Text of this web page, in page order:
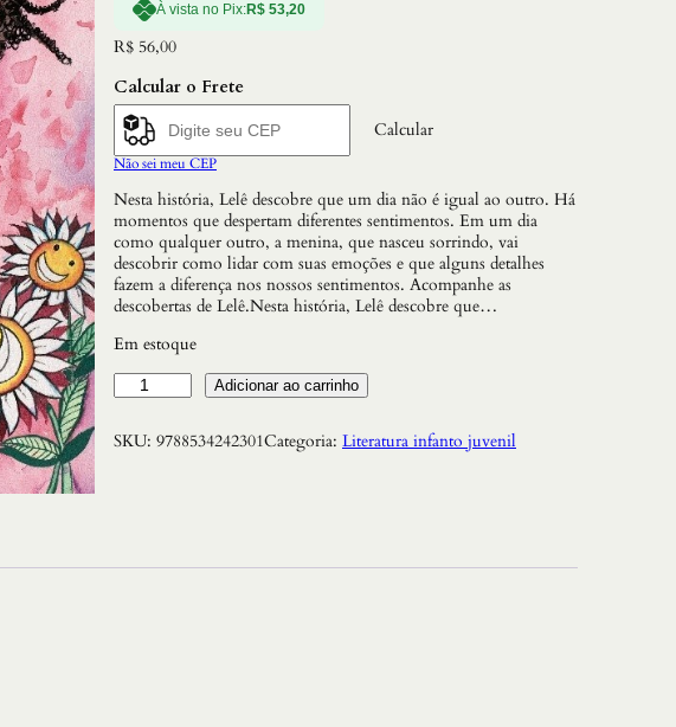
À vista no Pix:R$ 53,20
R$ 56,00
Calcular o Frete
Calcular
Não sei meu CEP
Nesta história, Lelê descobre que um dia não é igual ao outro. Há
momentos que despertam diferentes sentimentos. Em um dia
como qualquer outro, a menina, que nasceu sorrindo, vai
descobrir como lidar com suas emoções e que alguns detalhes
fazem a diferença nos nossos sentimentos. Acompanhe as
descobertas de Lelê.Nesta história, Lelê descobre que…
Em estoque
S
o
r
L
Adicionar ao carrinho
SKU: 9788534242301Categoria: Literatura infanto juvenil